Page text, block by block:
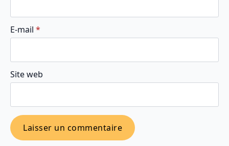
E-mail *
Site web